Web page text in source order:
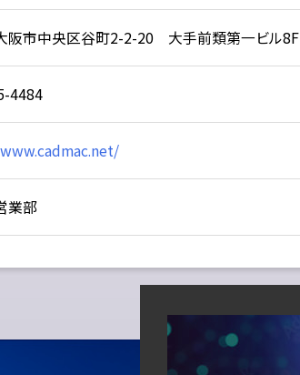
阪市中央区谷町2-2-20 大手前類第一ビル8F
4484
業部